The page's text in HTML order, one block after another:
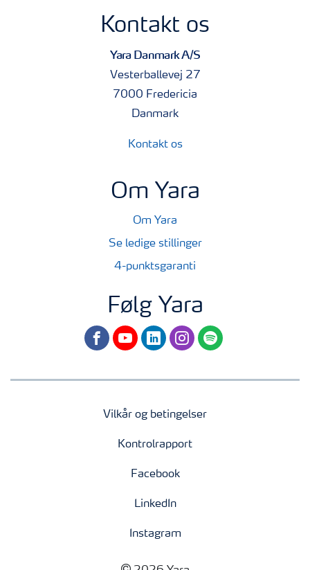
Kontakt os
Yara Danmark A/S
Vesterballevej 27
7000 Fredericia
Danmark
Kontakt os
Om Yara
Om Yara
Se ledige stillinger
4-punktsgaranti
Følg Yara
facebookyoutubelinkedininstagram
spotify
Vilkår og betingelser
Kontrolrapport
Facebook
LinkedIn
Instagram